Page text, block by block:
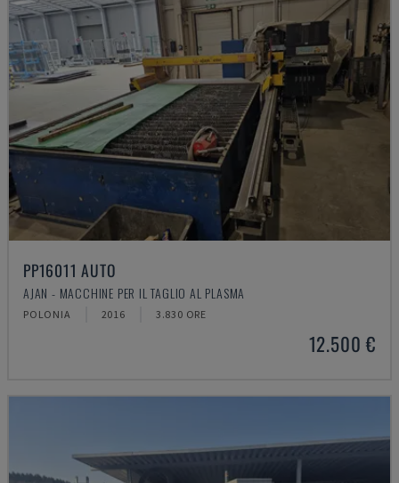
PP16011 AUTO
AJAN - MACCHINE PER IL TAGLIO AL PLASMA
POLONIA 2016 3.830 ORE
12.500 €